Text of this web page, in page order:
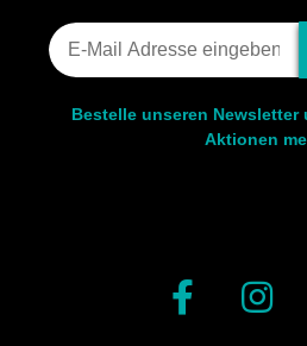
Bestelle unseren Newsletter
Aktionen